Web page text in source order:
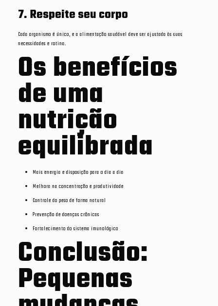
7. Respeite seu corpo
Cada organismo é único, e a alimentação saudável deve ser ajustada às suas
necessidades e rotina.
Os benefícios
de uma
nutrição
equilibrada
Mais energia e disposição para o dia a dia
Melhora na concentração e produtividade
Controle do peso de forma natural
Prevenção de doenças crônicas
Fortalecimento do sistema imunológico
Conclusão:
Pequenas